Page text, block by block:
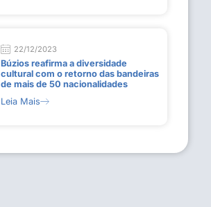
22/12/2023
Búzios reafirma a diversidade
cultural com o retorno das bandeiras
de mais de 50 nacionalidades
Leia Mais